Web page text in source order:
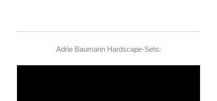
Adrie Baumann Hardscape-Sets: